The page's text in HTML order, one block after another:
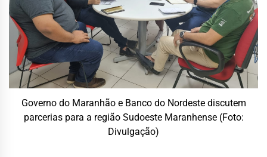
Governo do Maranhão e Banco do Nordeste discutem
parcerias para a região Sudoeste Maranhense (Foto:
Divulgação)